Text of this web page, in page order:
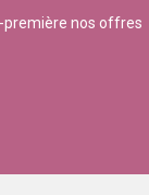
première nos offres